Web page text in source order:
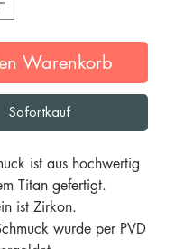
Warenkorb
Sofortkauf
ist aus hochwertig
Titan gefertigt.
ist Zirkon.
wurde per PVD